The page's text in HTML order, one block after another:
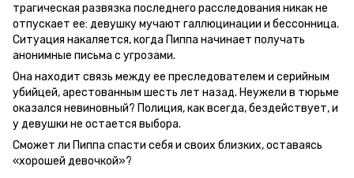
трагическая развязка последнего расследования никак не
отпускает ее: девушку мучают галлюцинации и бессонница.
Ситуация накаляется, когда Пиппа начинает получать
анонимные письма с угрозами.
Она находит связь между ее преследователем и серийным
убийцей, арестованным шесть лет назад. Неужели в тюрьме
оказался невиновный? Полиция, как всегда, бездействует, и
у девушки не остается выбора.
Сможет ли Пиппа спасти себя и своих близких, оставаясь
«хорошей девочкой»?